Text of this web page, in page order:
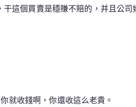
這個買賣是穩賺不賠的，并且公
就收錢啊，你還收這么老貴。